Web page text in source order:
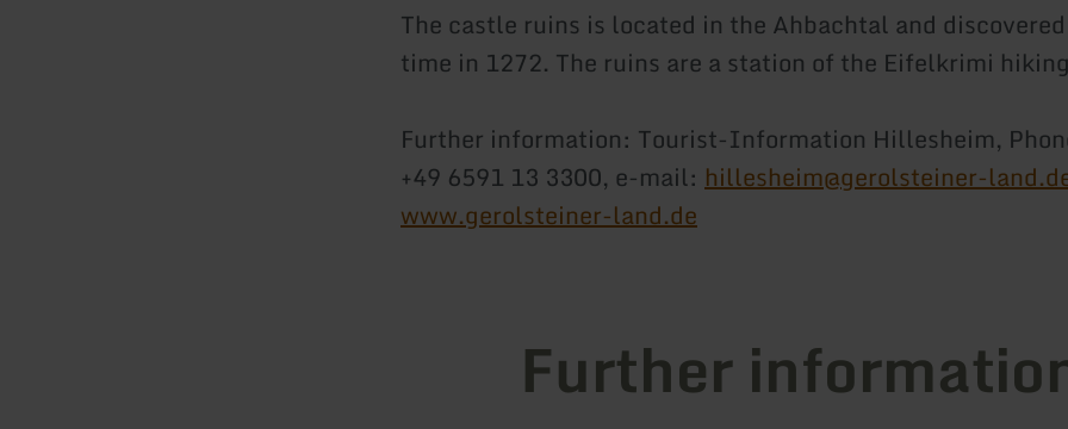
The castle ruins is located in the Ahbachtal and
time in 1272. The ruins are a station of the Eifelkrimi
Further information: Tourist-Information Hillesheim,
+49 6591 13 3300, e-mail: hillesheim@gerolsteiner-
www.gerolsteiner-land.de
Further